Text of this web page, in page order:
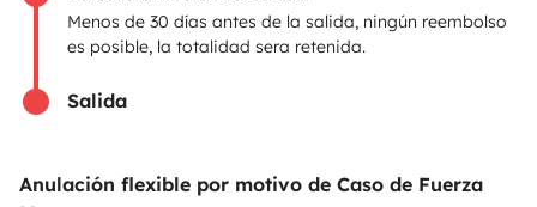
Menos de 30 días antes de la salida, ningún reembolso
es posible, la totalidad sera retenida.
Salida
Anulación flexible por motivo de Caso de Fuerza
Seguros de alquiler
Asistencias de alquiler
Ayuda propietario